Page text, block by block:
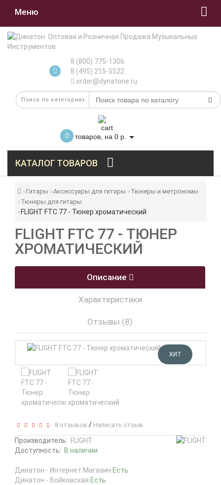
Меню
8 (800) 775-1306
8 (495) 215-5522
order@dynatone.ru
0 товаров, на 0 р.
КАТАЛОГ ТОВАРОВ
Гитары Аксессуары для гитары
Тюнеры и метрономы
Тюнеры для гитары
FLIGHT FTC 77 - Тюнер хроматический
FLIGHT FTC 77 - ТЮНЕР
ХРОМАТИЧЕСКИЙ
Описание
Характеристики
Отзывы (8)
ХИТ
8 отзывов / Написать отзыв
Производитель: FLIGHT
Доступность: В наличии
Динатон - Интернет Магазин Есть
Динатон - Войковская Есть